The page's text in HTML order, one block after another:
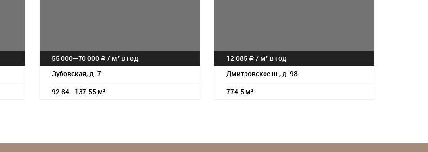
55 000—70 000 a / м² в год
Зубовская, д. 7
92.84—137.55 м²
12 085 a / м² в год
Дмитровское ш., д. 98
774.5 м²